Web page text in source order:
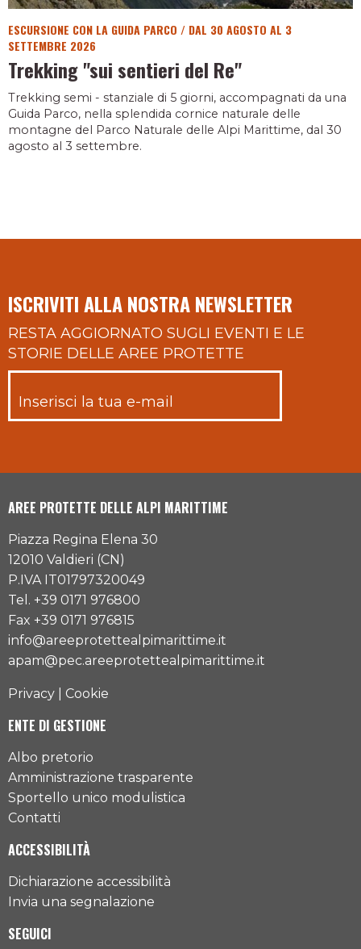
ESCURSIONE CON LA GUIDA PARCO / DAL 30 AGOSTO AL 3
SETTEMBRE 2026
Trekking "sui sentieri del Re"
Trekking semi - stanziale di 5 giorni, accompagnati da una
Guida Parco, nella splendida cornice naturale delle
montagne del Parco Naturale delle Alpi Marittime, dal 30
agosto al 3 settembre.
ISCRIVITI ALLA NOSTRA NEWSLETTER
RESTA AGGIORNATO SUGLI EVENTI E LE
STORIE DELLE AREE PROTETTE
AREE PROTETTE DELLE ALPI MARITTIME
Piazza Regina Elena 30
12010 Valdieri (CN)
P.IVA IT01797320049
Tel. +39 0171 976800
Fax +39 0171 976815
info@areeprotettealpimarittime.it
apam@pec.areeprotettealpimarittime.it
Privacy Cookie
ENTE DI GESTIONE
Albo pretorio
Amministrazione trasparente
Sportello unico modulistica
Contatti
ACCESSIBILITÀ
Dichiarazione accessibilità
Invia una segnalazione
SEGUICI